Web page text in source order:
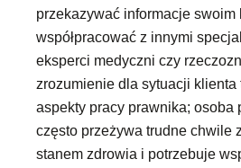
przekazywać informacje swoim
współpracować z innymi
eksperci medyczni czy
zrozumienie dla sytuacji
aspekty pracy prawnika; osoba
często przeżywa trudne chwile
stanem zdrowia i potrzebuje